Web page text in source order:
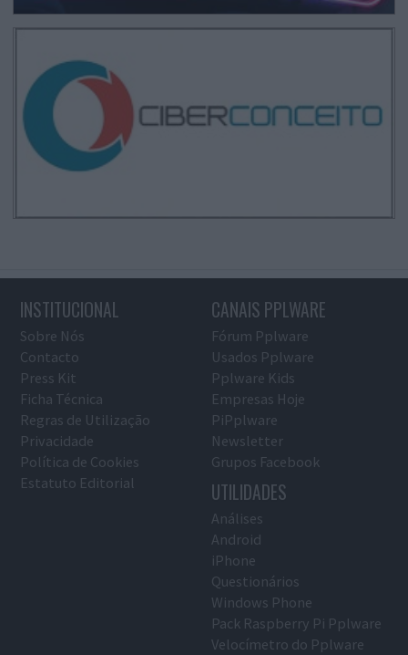
INSTITUCIONAL
Sobre Nós
Contacto
Press Kit
Ficha Técnica
Regras de Utilização
Privacidade
Política de Cookies
Estatuto Editorial
CANAIS PPLWARE
Fórum Pplware
Usados Pplware
Pplware Kids
Empresas Hoje
PiPplware
Newsletter
Grupos Facebook
UTILIDADES
Análises
Android
iPhone
Questionários
Windows Phone
Pack Raspberry Pi Pplware
Velocímetro do Pplware